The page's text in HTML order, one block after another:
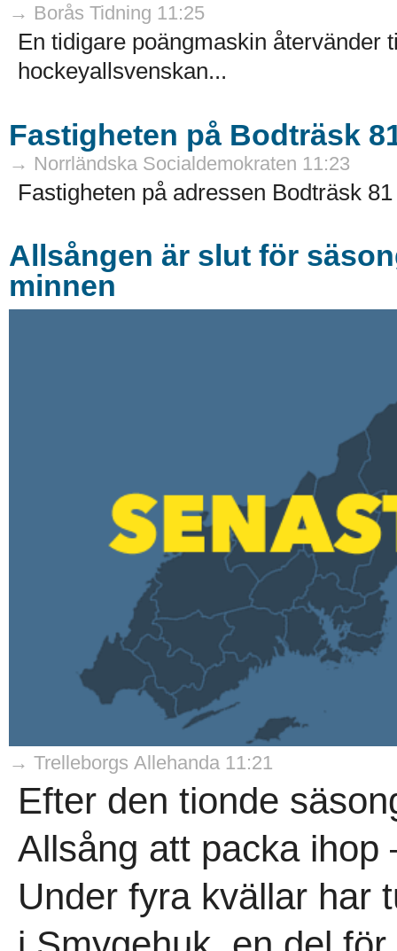
→ Borås Tidning 11:25
En tidigare poängmaskin återvänder
hockeyallsvenskan...
Fastigheten på Bodträsk
→ Norrländska Socialdemokraten 11:23
Fastigheten på adressen Bodträsk
Allsången är slut för
minnen
→ Trelleborgs Allehanda 11:21
Efter den tionde
Allsång att packa ihop
Under fyra kvällar har